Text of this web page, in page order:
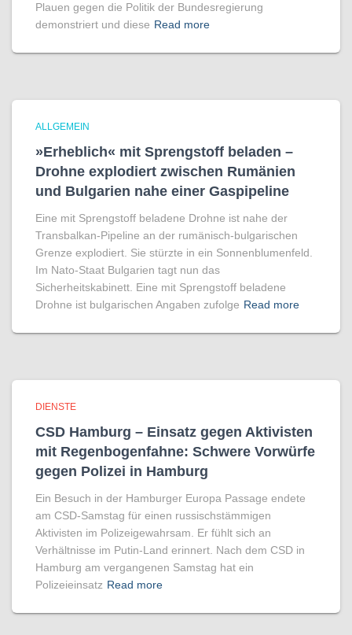
Plauen gegen die Politik der Bundesregierung
demonstriert und diese Read more
ALLGEMEIN
»Erheblich« mit Sprengstoff beladen –
Drohne explodiert zwischen Rumänien
und Bulgarien nahe einer Gaspipeline
Eine mit Sprengstoff beladene Drohne ist nahe der
Transbalkan-Pipeline an der rumänisch-bulgarischen
Grenze explodiert. Sie stürzte in ein Sonnenblumenfeld.
Im Nato-Staat Bulgarien tagt nun das
Sicherheitskabinett. Eine mit Sprengstoff beladene
Drohne ist bulgarischen Angaben zufolge Read more
DIENSTE
CSD Hamburg – Einsatz gegen Aktivisten
mit Regenbogen­fahne: Schwere Vorwürfe
gegen Polizei in Hamburg
Ein Besuch in der Hamburger Europa Passage endete
am CSD-Samstag für einen russischstämmigen
Aktivisten im Polizeigewahrsam. Er fühlt sich an
Verhältnisse im Putin-Land erinnert. Nach dem CSD in
Hamburg am vergangenen Samstag hat ein
Polizeieinsatz Read more